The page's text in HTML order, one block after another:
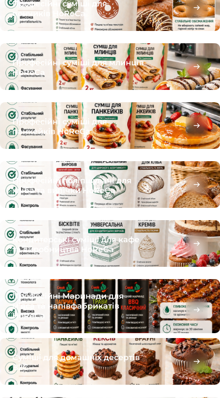
Професійні суміші для
пончиків HoReCa
Професійні суміші для млинців
HoReCa
Професійні суміші для
панкейків HoReCa
Професійні поліпшувачі для
хліба та випічки HoReCa
Кондитерські суміші для кафе
та виробництва HoReCa
Професійні Маринади для
м’яса та напівфабрикатів
HoReCa
Суміші для домашніх десертів
B2C